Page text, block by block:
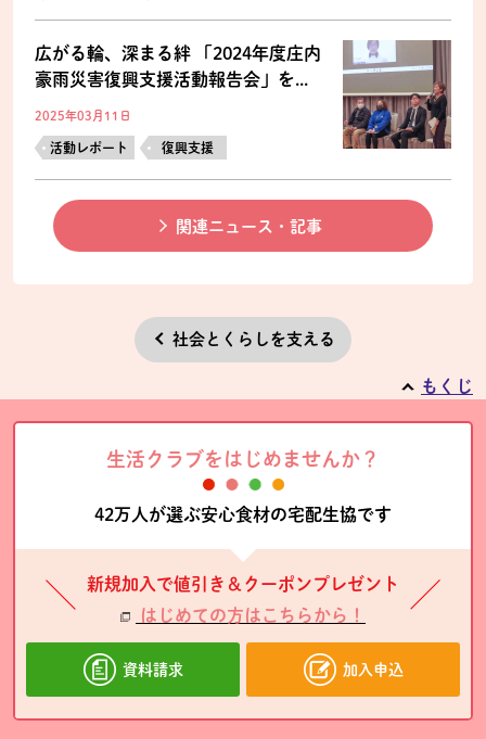
広がる輪、深まる絆 「2024年度庄内
豪雨災害復興支援活動報告会」を...
2025年03月11日
活動レポート 復興支援
関連ニュース・記事
社会とくらしを支える
もくじ
生活クラブをはじめませんか？
42万人が選ぶ安心食材の宅配生協です
新規加入で値引き＆クーポンプレゼント
はじめての方はこちらから！
資料請求 加入申込